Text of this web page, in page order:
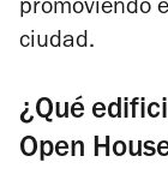
promoviendo
ciudad.
¿Qué
Open